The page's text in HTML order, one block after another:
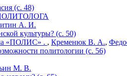
(с. 48)
А. И.
культуры? (с. 50)
«ПОЛИС» . , Кременюк В. А.,
политологии (с. 56)
М. В.